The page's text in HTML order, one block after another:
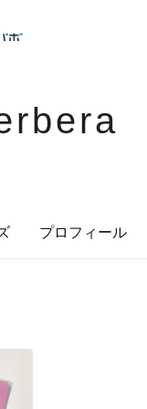
プロフィール